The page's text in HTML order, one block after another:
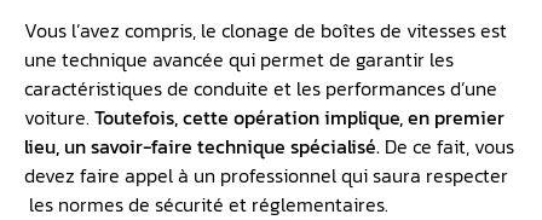
Vous l’avez compris, le clonage de boîtes de vitesses est
une technique avancée qui permet de garantir les
caractéristiques de conduite et les performances d’une
voiture. Toutefois, cette opération implique, en premier
lieu, un savoir-faire technique spécialisé. De ce fait, vous
devez faire appel à un professionnel qui saura respecter
les normes de sécurité et réglementaires.